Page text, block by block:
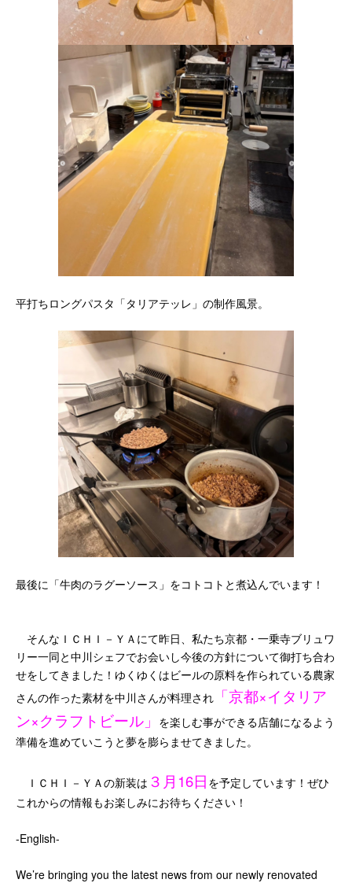
平打ちロングパスタ「タリアテッレ」の制作風景。
最後に「牛肉のラグーソース」をコトコトと煮込んでいます！
そんなＩＣＨＩ－ＹＡにて昨日、私たち京都・一乗寺ブリュワ
リー一同と中川シェフでお会いし今後の方針について御打ち合わ
せをしてきました！ゆくゆくはビールの原料を作られている農家
さんの作った素材を中川さんが料理され 「京都×イタリア
ン×クラフトビール」 を楽しむ事ができる店舗になるよう
準備を進めていこうと夢を膨らませてきました。
ＩＣＨＩ－ＹＡの新装は ３月16日 を予定しています！ぜひ
これからの情報もお楽しみにお待ちください！
-English-
We’re bringing you the latest news from our newly renovated